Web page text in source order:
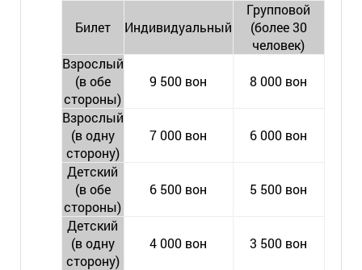
Билет Индивидуальный
Групповой
(более 30
человек)
Взрослый
(в обе
стороны)
9 500 вон 8 000 вон
Взрослый
(в одну
сторону)
7 000 вон 6 000 вон
Детский
(в обе
стороны)
6 500 вон 5 500 вон
Детский
(в одну
сторону)
4 000 вон 3 500 вон